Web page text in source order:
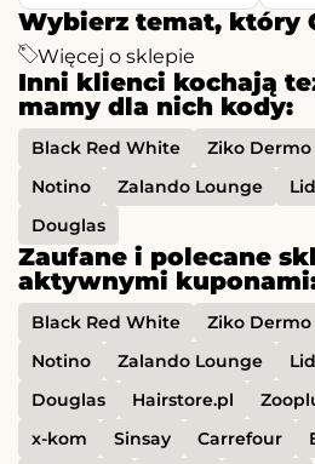
Wybierz temat, który
Więcej o sklepie
Inni klienci kochają
mamy dla nich kody:
Black Red White Ziko Dermo
Notino
Zalando Lounge
Douglas
Zaufane i polecane
aktywnymi
Black Red White Ziko Dermo
Notino
Zalando Lounge
Douglas
Hairstore.pl
x-kom
Sinsay Carrefour